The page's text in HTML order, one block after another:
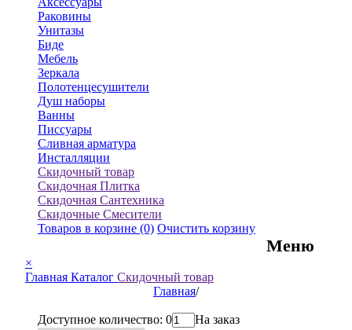
Раковины
Унитазы
Биде
Мебель
Зеркала
Полотенцесушители
Душ наборы
Ванны
Писсуары
Сливная арматура
Инсталляции
Скидочный товар
Скидочная Плитка
Скидочная Сантехника
Скидочные Смесители
Товаров в корзине (0) Очистить корзину
Меню
×
Главная Каталог Скидочный товар
Главная/
Доступное количество: 0
На заказ